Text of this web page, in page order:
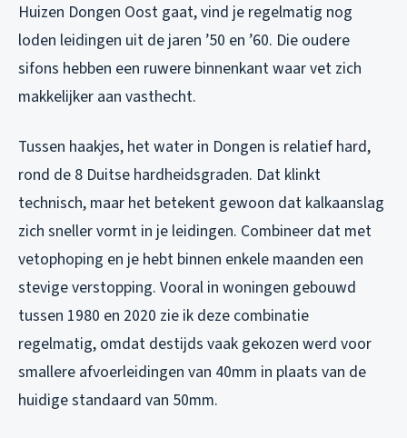
Huizen Dongen Oost gaat, vind je regelmatig nog
loden leidingen uit de jaren ’50 en ’60. Die oudere
sifons hebben een ruwere binnenkant waar vet zich
makkelijker aan vasthecht.
Tussen haakjes, het water in Dongen is relatief hard,
rond de 8 Duitse hardheidsgraden. Dat klinkt
technisch, maar het betekent gewoon dat kalkaanslag
zich sneller vormt in je leidingen. Combineer dat met
vetophoping en je hebt binnen enkele maanden een
stevige verstopping. Vooral in woningen gebouwd
tussen 1980 en 2020 zie ik deze combinatie
regelmatig, omdat destijds vaak gekozen werd voor
smallere afvoerleidingen van 40mm in plaats van de
huidige standaard van 50mm.